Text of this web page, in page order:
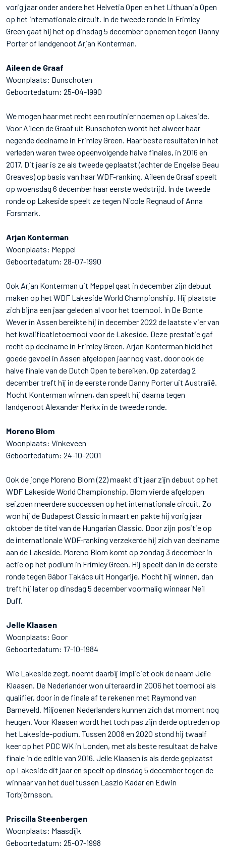
vorig jaar onder andere het Helvetia Open en het Lithuania Open
op het internationale circuit. In de tweede ronde in Frimley
Green gaat hij het op dinsdag 5 december opnemen tegen Danny
Porter of landgenoot Arjan Konterman.
Aileen de Graaf
Woonplaats: Bunschoten
Geboortedatum: 25-04-1990
We mogen haar met recht een routinier noemen op Lakeside.
Voor Aileen de Graaf uit Bunschoten wordt het alweer haar
negende deelname in Frimley Green. Haar beste resultaten in het
verleden waren twee opeenvolgende halve finales, in 2016 en
2017. Dit jaar is ze als tweede geplaatst (achter de Engelse Beau
Greaves) op basis van haar WDF-ranking. Aileen de Graaf speelt
op woensdag 6 december haar eerste wedstrijd. In de tweede
ronde op Lakeside speelt ze tegen Nicole Regnaud of Anna
Forsmark.
Arjan Konterman
Woonplaats: Meppel
Geboortedatum: 28-07-1990
Ook Arjan Konterman uit Meppel gaat in december zijn debuut
maken op het WDF Lakeside World Championship. Hij plaatste
zich bijna een jaar geleden al voor het toernooi. In De Bonte
Wever in Assen bereikte hij in december 2022 de laatste vier van
het kwalificatietoernooi voor de Lakeside. Deze prestatie gaf
recht op deelname in Frimley Green. Arjan Konterman hield het
goede gevoel in Assen afgelopen jaar nog vast, door ook de
halve finale van de Dutch Open te bereiken. Op zaterdag 2
december treft hij in de eerste ronde Danny Porter uit Australië.
Mocht Konterman winnen, dan speelt hij daarna tegen
landgenoot Alexander Merkx in de tweede ronde.
Moreno Blom
Woonplaats: Vinkeveen
Geboortedatum: 24-10-2001
Ook de jonge Moreno Blom (22) maakt dit jaar zijn debuut op het
WDF Lakeside World Championship. Blom vierde afgelopen
seizoen meerdere successen op het internationale circuit. Zo
won hij de Budapest Classic in maart en pakte hij vorig jaar
oktober de titel van de Hungarian Classic. Door zijn positie op
de internationale WDF-ranking verzekerde hij zich van deelname
aan de Lakeside. Moreno Blom komt op zondag 3 december in
actie op het podium in Frimley Green. Hij speelt dan in de eerste
ronde tegen Gábor Takács uit Hongarije. Mocht hij winnen, dan
treft hij later op dinsdag 5 december voormalig winnaar Neil
Duff.
Jelle Klaasen
Woonplaats: Goor
Geboortedatum: 17-10-1984
Wie Lakeside zegt, noemt daarbij impliciet ook de naam Jelle
Klaasen. De Nederlander won uiteraard in 2006 het toernooi als
qualifier, door in de finale af te rekenen met Raymond van
Barneveld. Miljoenen Nederlanders kunnen zich dat moment nog
heugen. Voor Klaasen wordt het toch pas zijn derde optreden op
het Lakeside-podium. Tussen 2008 en 2020 stond hij twaalf
keer op het PDC WK in Londen, met als beste resultaat de halve
finale in de editie van 2016. Jelle Klaasen is als derde geplaatst
op Lakeside dit jaar en speelt op dinsdag 5 december tegen de
winnaar van het duel tussen Laszlo Kadar en Edwin
Torbjörnsson.
Priscilla Steenbergen
Woonplaats: Maasdijk
Geboortedatum: 25-07-1998